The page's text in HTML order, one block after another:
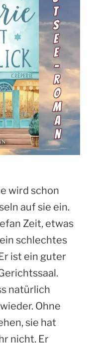
wird schon
auf sie ein.
Zeit, etwas
schlechtes
ist ein guter
natürlich
Ohne
sie hat
nicht. Er